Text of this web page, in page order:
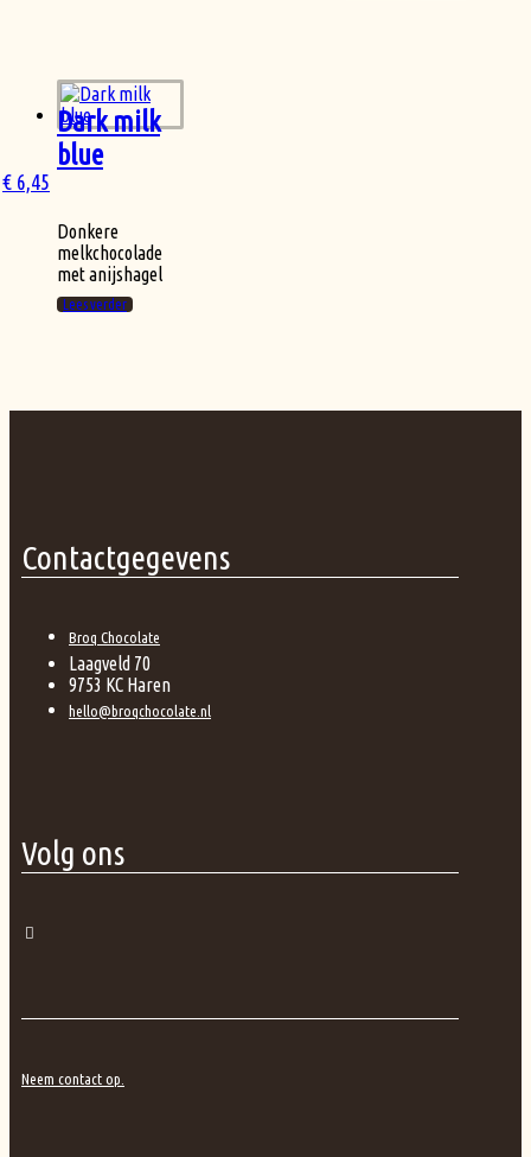
Dark milk
blue
€ 6,45
Donkere
melkchocolade
met anijshagel
Lees verder
Contactgegevens
Broq Chocolate
Laagveld 70
9753 KC Haren
hello@broqchocolate.nl
Volg ons
Neem contact op.